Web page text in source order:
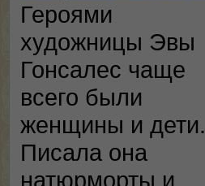
Героями
художницы Эвы
Гонсалес чаще
всего были
женщины и дети.
Писала она
натюрморты и